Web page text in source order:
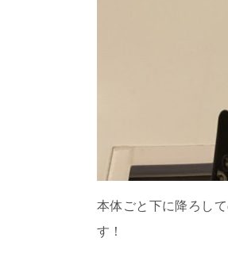
本体ごと下に降ろし
す！